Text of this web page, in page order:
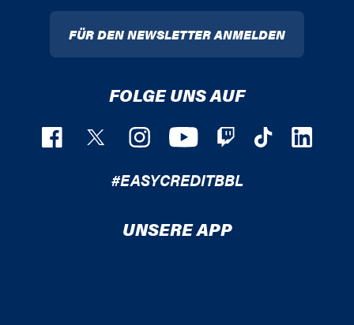
FÜR DEN NEWSLETTER ANMELDEN
FOLGE UNS AUF
#EASYCREDITBBL
UNSERE APP